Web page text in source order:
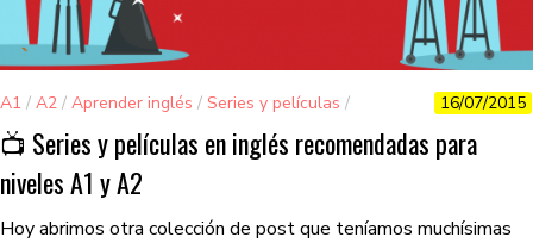
A1 / A2 / Aprender inglés / Series y películas /
Vocabulario
16/07/2015
📺 Series y películas en inglés recomendadas para
niveles A1 y A2
Hoy abrimos otra colección de post que teníamos muchísimas